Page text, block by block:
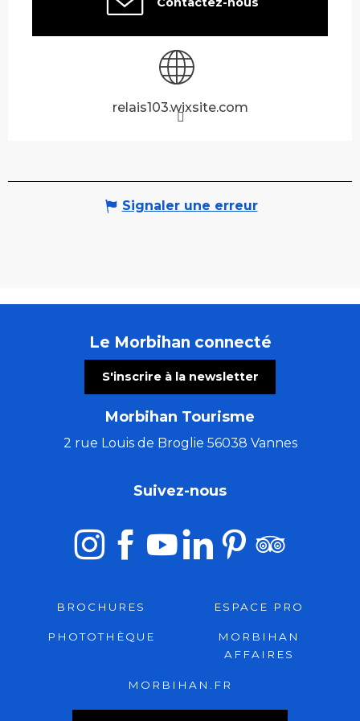
relais103.wixsite.com
Signaler une erreur
Le Morbihan connecté
S'inscrire à la newsletter
Morbihan Tourisme
2 rue Louis de Broglie 56038 Vannes
Suivez-nous
BROCHURES ESPACE PRO
PHOTOTHÈQUE
MORBIHAN
AFFAIRES
MORBIHAN.FR